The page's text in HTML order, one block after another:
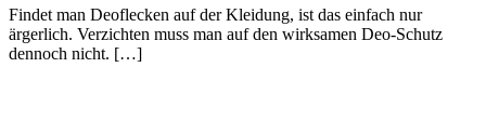
Findet man Deoflecken auf der Kleidung, ist das einfach nur
ärgerlich. Verzichten muss man auf den wirksamen Deo-Schutz
dennoch nicht. […]